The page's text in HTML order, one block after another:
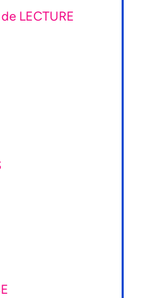
LECTURE